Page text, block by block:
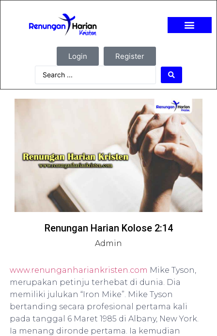
Login Register
Renungan Harian Kolose 2:14
Admin
www.renunganhariankristen.com Mike Tyson,
merupakan petinju terhebat di dunia. Dia
memiliki julukan “Iron Mike”. Mike Tyson
bertanding secara profesional pertama kali
pada tanggal 6 Maret 1985 di Albany, New York.
Ia menang dironde pertama. Ia kemudian